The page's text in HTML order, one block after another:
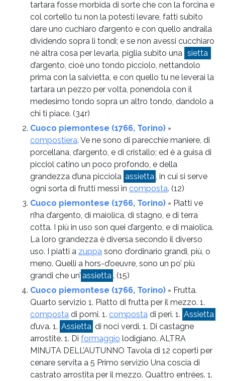
tartara fosse morbida di sorte che con la forcina e
col cortello tu non la potesti levare, fatti subito
dare uno cuchiaro d’argento e con quello andraila
dividendo sopra li tondi; e se non avessi cucchiaro
nè altra cosa per levarla, piglia subito una sietta
d’argento, cioè uno tondo picciolo, nettandolo
prima con la salvietta, e con quello tu ne leverai la
tartara un pezzo per volta, ponendola con il
medesimo tondo sopra un altro tondo, dandolo a
chi ti piace. (34r)
Cuoco piemontese (1766, Torino) =
compostiera. Ve ne sono di parecchie maniere, di
porcellana, d’argento, e di cristallo; ed è a guisa di
picciol catino un poco profondo, e della
grandezza d’una picciola assietta, in cui si serve
ogni sorta di frutti messi in composta. (12)
Cuoco piemontese (1766, Torino) = Piatti ve
n’ha d’argento, di maiolica, di stagno, e di terra
cotta. I più in uso son quei d’argento, e di maiolica.
La loro grandezza è diversa secondo il diverso
uso. I piatti a zuppa sono d’ordinario grandi, più, o
meno. Quelli a hors-d’oeuvre, sono un po’ più
grandi che un’ assietta. (15)
Cuoco piemontese (1766, Torino) = Frutta.
Quarto servizio 1. Piatto di frutta per il mezzo. 1.
composta di pomi. 1. composta di peri. 1. Assietta
d’uva. 1. Assietta di noci verdi. 1. Di castagne
arrostite. 1. Di formaggio lodigiano. ALTRA
MINUTA DELL’AUTUNNO Tavola di 12 coperti per
cenare servita a 5 Primo servizio Una coscia di
castrato arrostita per il mezzo. Quattro entrées. 1.